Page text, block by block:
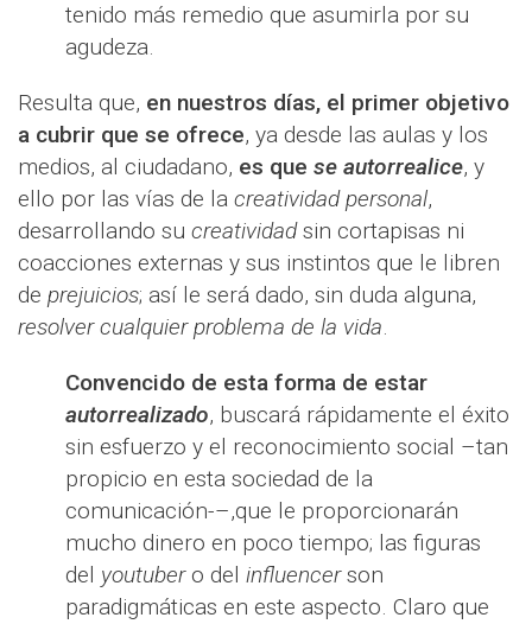
tenido más remedio que asumirla por su
agudeza.
Resulta que, en nuestros días, el primer objetivo
a cubrir que se ofrece, ya desde las aulas y los
medios, al ciudadano, es que se autorrealice, y
ello por las vías de la creatividad personal,
desarrollando su creatividadsin cortapisas ni
coacciones externas y sus instintos que le libren
de prejuicios; así le será dado, sin duda alguna,
resolver cualquier problema de la vida.
Convencido de esta forma de estar
autorrealizado, buscará rápidamente el éxito
sin esfuerzo y el reconocimiento social –tan
propicio en esta sociedad de la
comunicación-–,que le proporcionarán
mucho dinero en poco tiempo; las figuras
del youtubero del influencerson
paradigmáticas en este aspecto. Claro que